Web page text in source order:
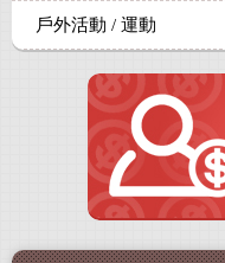
戶外活動 / 運動